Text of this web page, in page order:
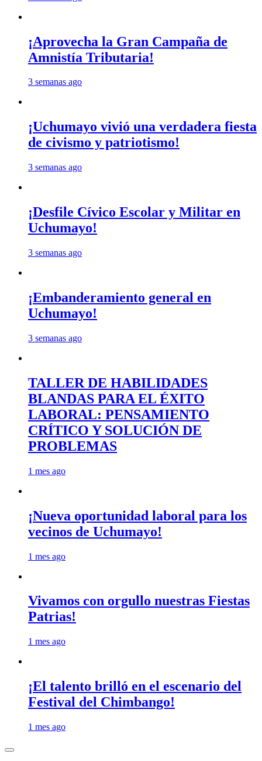
¡Aprovecha la Gran Campaña de
Amnistía Tributaria!
3 semanas ago
¡Uchumayo vivió una verdadera fiesta
de civismo y patriotismo!
3 semanas ago
¡Desfile Cívico Escolar y Militar en
Uchumayo!
3 semanas ago
¡Embanderamiento general en
Uchumayo!
3 semanas ago
TALLER DE HABILIDADES
BLANDAS PARA EL ÉXITO
LABORAL: PENSAMIENTO
CRÍTICO Y SOLUCIÓN DE
PROBLEMAS
1 mes ago
¡Nueva oportunidad laboral para los
vecinos de Uchumayo!
1 mes ago
Vivamos con orgullo nuestras Fiestas
Patrias!
1 mes ago
¡El talento brilló en el escenario del
Festival del Chimbango!
1 mes ago